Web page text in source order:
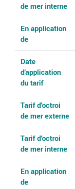
de mer interne
En application
de
Date
d’application
du tarif
Tarif d’octroi
de mer externe
Tarif d’octroi
de mer interne
En application
de